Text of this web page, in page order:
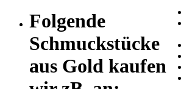
Folgende
Schmuckstücke
aus Gold kaufen